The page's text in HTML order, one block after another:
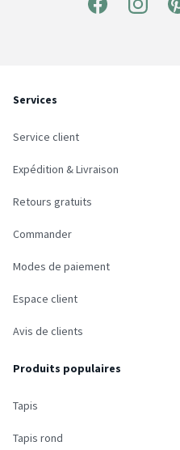
Services
Service client
Expédition & Livraison
Retours gratuits
Commander
Modes de paiement
Espace client
Avis de clients
Produits populaires
Tapis
Tapis rond